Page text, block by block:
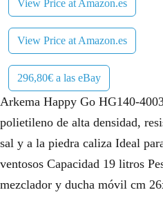
View Price at Amazon.es
View Price at Amazon.es
296,80€ a las eBay
Arkema Happy Go HG140-
polietileno de alta densidad,
sal y a la piedra caliza Ideal
ventosos Capacidad 19 litros
mezclador y ducha móvil cm